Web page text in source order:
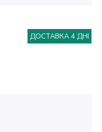
ДОСТАВКА 4 ДНІ